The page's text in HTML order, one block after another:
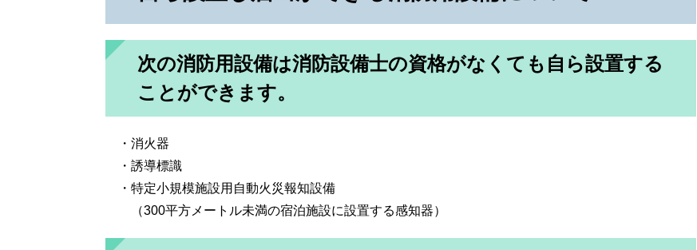
次の消防用設備は消防設備士の資格がなくても自ら設置する
ことができます。
・消火器
・誘導標識
・特定小規模施設用自動火災報知設備
（300平方メートル未満の宿泊施設に設置する感知器）